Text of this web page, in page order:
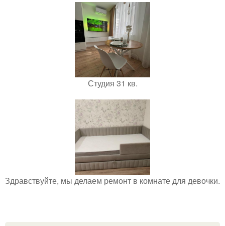
Студия 31 кв.
Здравствуйте, мы делаем ремонт в комнате для девочки.